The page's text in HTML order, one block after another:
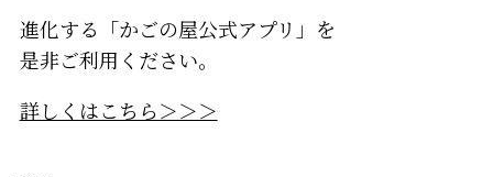
進化する「かごの屋公式アプリ」を
是非ご利用ください。
詳しくはこちら＞＞＞